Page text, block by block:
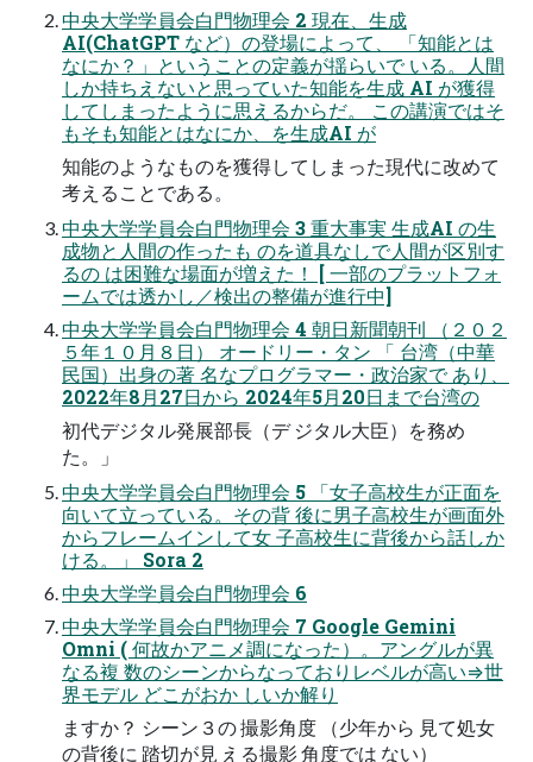
中央大学学員会白門物理会 2 現在、生成
AI(ChatGPT など）の登場によって、 「知能とは
なにか？」ということの定義が揺らいで いる。人間
しか持ちえないと思っていた知能を生成 AI が獲得
してしまったように思えるからだ。 この講演ではそ
もそも知能とはなにか、を生成AI が
知能のようなものを獲得してしまった現代に改めて
考えることである。
中央大学学員会白門物理会 3 重大事実 生成AI の生
成物と人間の作ったも のを道具なしで人間が区別す
るの は困難な場面が増えた！ [ 一部のプラットフォ
ームでは透かし／検出の整備が進行中]
中央大学学員会白門物理会 4 朝日新聞朝刊 （２０２
５年１０月８日） オードリー・タン 「 台湾（中華
民国）出身の著 名なプログラマー・政治家で あり、
2022年8月27日から 2024年5月20日まで台湾の
初代デジタル発展部長（デ ジタル大臣）を務め
た。」
中央大学学員会白門物理会 5 「女子高校生が正面を
向いて立っている。その背 後に男子高校生が画面外
からフレームインして女 子高校生に背後から話しか
ける。」 Sora 2
中央大学学員会白門物理会 6
中央大学学員会白門物理会 7 Google Gemini
Omni ( 何故かアニメ調になった）。アングルが異
なる複 数のシーンからなっておりレベルが高い⇒世
界モデル どこがおか しいか解り
ますか？ シーン３の 撮影角度 （少年から 見て処女
の背後に 踏切が見 える撮影 角度では ない）